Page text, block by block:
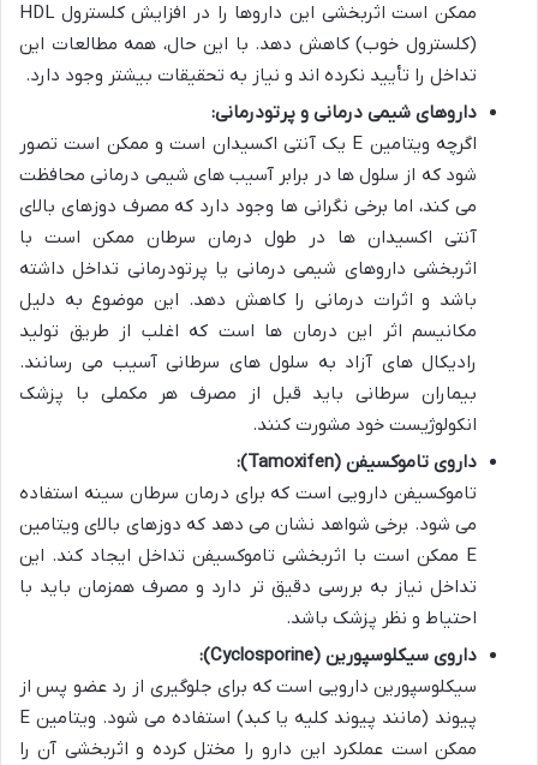
ممکن است اثربخشی این داروها را در افزایش کلسترول HDL
(کلسترول خوب) کاهش دهد. با این حال، همه مطالعات این
تداخل را تأیید نکرده اند و نیاز به تحقیقات بیشتر وجود دارد.
داروهای شیمی درمانی و پرتودرمانی:
اگرچه ویتامین E یک آنتی اکسیدان است و ممکن است تصور
شود که از سلول ها در برابر آسیب های شیمی درمانی محافظت
می کند، اما برخی نگرانی ها وجود دارد که مصرف دوزهای بالای
آنتی اکسیدان ها در طول درمان سرطان ممکن است با
اثربخشی داروهای شیمی درمانی یا پرتودرمانی تداخل داشته
باشد و اثرات درمانی را کاهش دهد. این موضوع به دلیل
مکانیسم اثر این درمان ها است که اغلب از طریق تولید
رادیکال های آزاد به سلول های سرطانی آسیب می رسانند.
بیماران سرطانی باید قبل از مصرف هر مکملی با پزشک
انکولوژیست خود مشورت کنند.
داروی تاموکسیفن (Tamoxifen):
تاموکسیفن دارویی است که برای درمان سرطان سینه استفاده
می شود. برخی شواهد نشان می دهد که دوزهای بالای ویتامین
E ممکن است با اثربخشی تاموکسیفن تداخل ایجاد کند. این
تداخل نیاز به بررسی دقیق تر دارد و مصرف همزمان باید با
احتیاط و نظر پزشک باشد.
داروی سیکلوسپورین (Cyclosporine):
سیکلوسپورین دارویی است که برای جلوگیری از رد عضو پس از
پیوند (مانند پیوند کلیه یا کبد) استفاده می شود. ویتامین E
ممکن است عملکرد این دارو را مختل کرده و اثربخشی آن را